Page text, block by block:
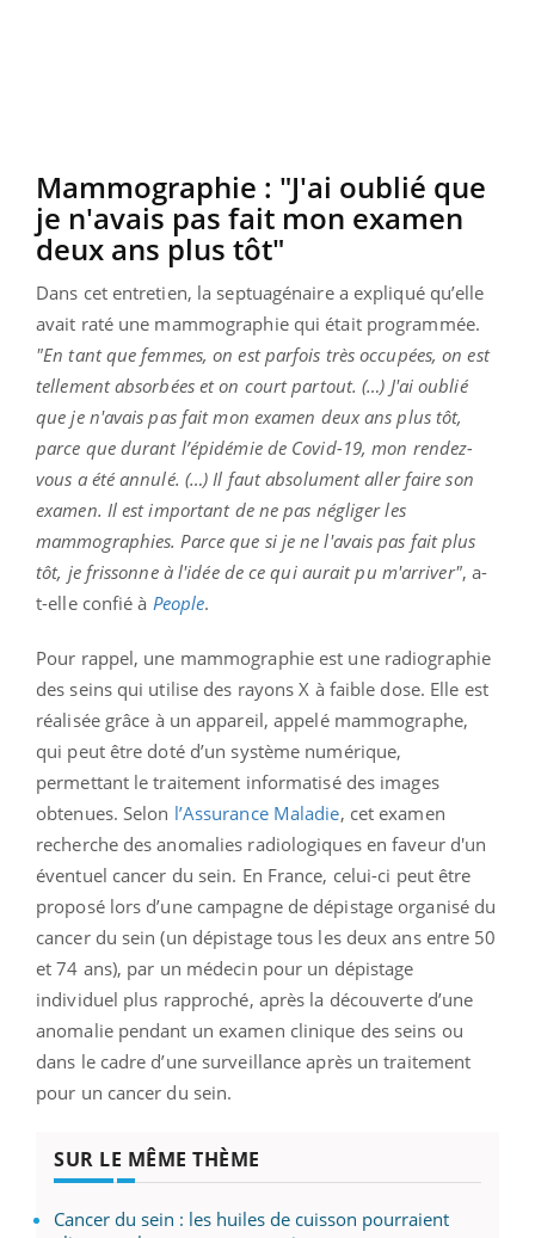
Mammographie : "J'ai oublié que
je n'avais pas fait mon examen
deux ans plus tôt"
Dans cet entretien, la septuagénaire a expliqué qu’elle
avait raté une mammographie qui était programmée.
"En tant que femmes, on est parfois très occupées, on est
tellement absorbées et on court partout. (…) J'ai oublié
que je n'avais pas fait mon examen deux ans plus tôt,
parce que durant l’épidémie de Covid-19, mon rendez-
vous a été annulé. (…) Il faut absolument aller faire son
examen. Il est important de ne pas négliger les
mammographies. Parce que si je ne l'avais pas fait plus
tôt, je frissonne à l'idée de ce qui aurait pu m'arriver", a-
t-elle confié à People.
Pour rappel, une mammographie est une radiographie
des seins qui utilise des rayons X à faible dose. Elle est
réalisée grâce à un appareil, appelé mammographe,
qui peut être doté d’un système numérique,
permettant le traitement informatisé des images
obtenues. Selon l’Assurance Maladie, cet examen
recherche des anomalies radiologiques en faveur d'un
éventuel cancer du sein. En France, celui-ci peut être
proposé lors d’une campagne de dépistage organisé du
cancer du sein (un dépistage tous les deux ans entre 50
et 74 ans), par un médecin pour un dépistage
individuel plus rapproché, après la découverte d’une
anomalie pendant un examen clinique des seins ou
dans le cadre d’une surveillance après un traitement
pour un cancer du sein.
SUR LE MÊME THÈME
Cancer du sein : les huiles de cuisson pourraient